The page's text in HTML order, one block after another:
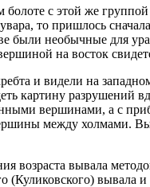
с этой же
то пришлось
были необычные для
на восток
и видели на
картину разрушений
вершинами, а с
между холмами.
возраста вывала
(Куликовского)